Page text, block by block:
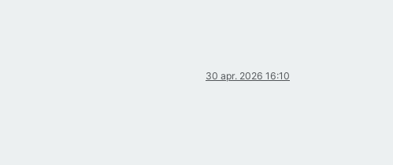
30 apr. 2026 16:10